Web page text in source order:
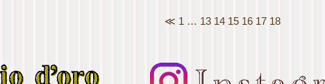
≪ 1 … 13 14 15 16 17 18